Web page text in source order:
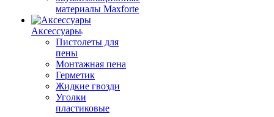
материалы Maxforte
Аксессуары
Пистолеты для
пены
Монтажная пена
Герметик
Жидкие гвозди
Уголки
пластиковые